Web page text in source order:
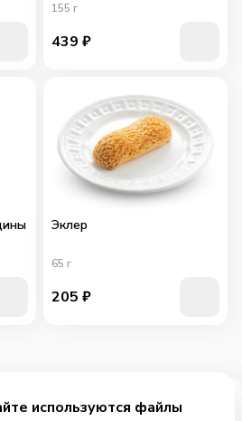
за 89₽
155 г
439 ₽
Эклер
65 г
205 ₽
используются файлы